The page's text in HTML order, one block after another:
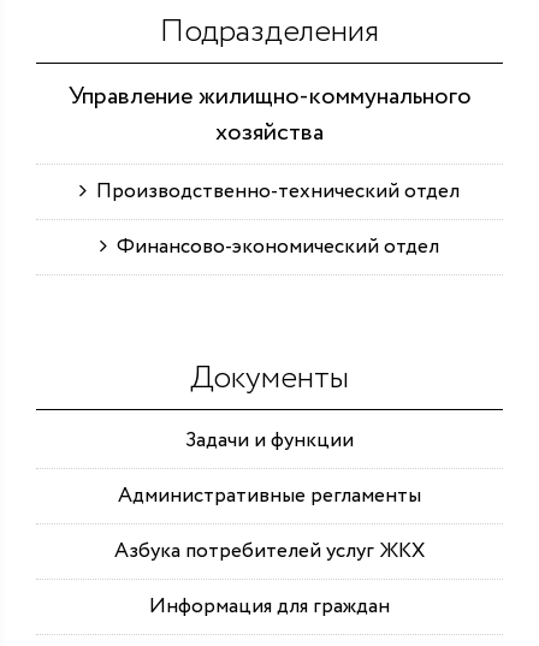
Подразделения
Управление жилищно-коммунального
хозяйства
Производственно-технический отдел
Финансово-экономический отдел
Документы
Задачи и функции
Административные регламенты
Азбука потребителей услуг ЖКХ
Информация для граждан